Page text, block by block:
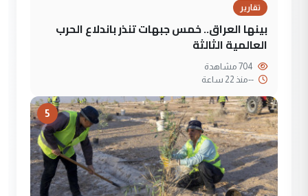
تقارير
بينها العراق.. خمس جبهات تنذر باندلاع الحرب
العالمية الثالثة
--منذ 22 ساعة
5